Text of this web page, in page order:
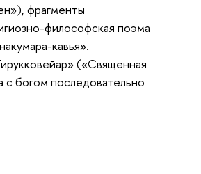
фрагменты
философская поэма
кавья».
(«Священная
с богом последовательно